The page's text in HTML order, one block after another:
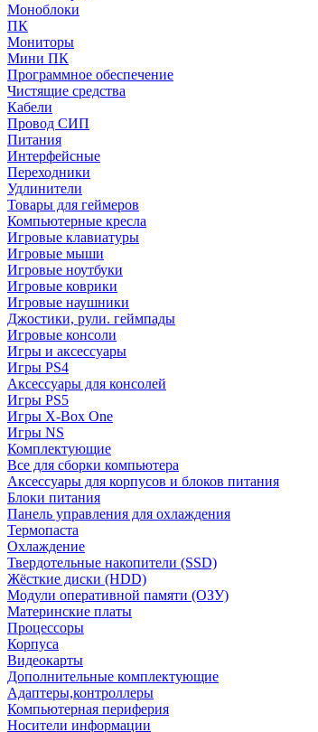
Моноблоки
ПК
Мониторы
Мини ПК
Программное обеспечение
Чистящие средства
Кабели
Провод СИП
Питания
Интерфейсные
Переходники
Удлинители
Товары для геймеров
Компьютерные кресла
Игровые клавиатуры
Игровые мыши
Игровые ноутбуки
Игровые коврики
Игровые наушники
Джостики, рули. геймпады
Игровые консоли
Игры и аксессуары
Игры PS4
Аксессуары для консолей
Игры PS5
Игры X-Box One
Игры NS
Комплектующие
Все для сборки компьютера
Аксессуары для корпусов и блоков питания
Блоки питания
Панель управления для охлаждения
Термопаста
Охлаждение
Твердотельные накопители (SSD)
Жёсткие диски (HDD)
Модули оперативной памяти (ОЗУ)
Материнские платы
Процессоры
Корпуса
Видеокарты
Дополнительные комплектующие
Адаптеры,контроллеры
Компьютерная периферия
Носители информации